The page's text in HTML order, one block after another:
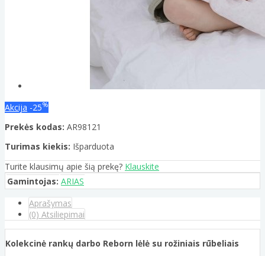
Akcija -25%
Prekės kodas: AR98121
Turimas kiekis: Išparduota
Turite klausimų apie šią prekę? Klauskite
Gamintojas: ARIAS
Aprašymas
(0) Atsiliepimai
Kolekcinė rankų darbo Reborn lėlė su rožiniais rūbeliais